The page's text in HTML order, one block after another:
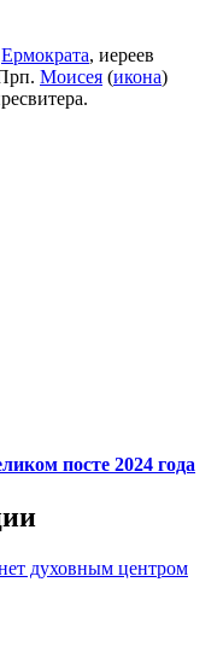
Ермократа, иереев
Моисея (икона)
посте 2024 года